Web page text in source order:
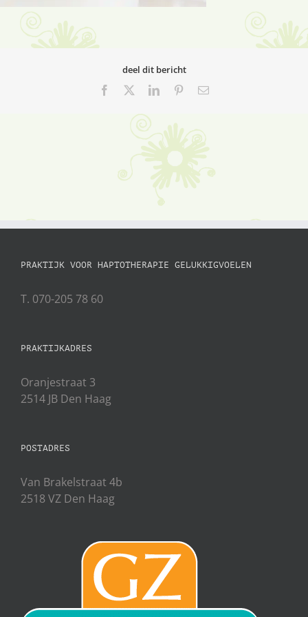
deel dit bericht
Facebook LinkedInPinterest
E-
PRAKTIJK VOOR HAPTOTHERAPIE GELUKKIGVOELEN
T. 070-205 78 60
PRAKTIJKADRES
Oranjestraat 3
2514 JB Den Haag
POSTADRES
Van Brakelstraat 4b
2518 VZ Den Haag